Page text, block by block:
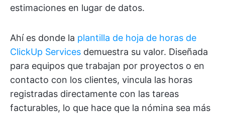
estimaciones en lugar de datos.
Ahí es donde la plantilla de hoja de horas de
ClickUp Services demuestra su valor. Diseñada
para equipos que trabajan por proyectos o en
contacto con los clientes, vincula las horas
registradas directamente con las tareas
facturables, lo que hace que la nómina sea más